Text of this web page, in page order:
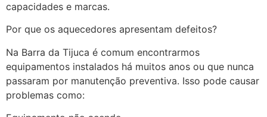
capacidades e marcas.
Por que os aquecedores apresentam defeitos?
Na Barra da Tijuca é comum encontrarmos
equipamentos instalados há muitos anos ou que nunca
passaram por manutenção preventiva. Isso pode causar
problemas como: